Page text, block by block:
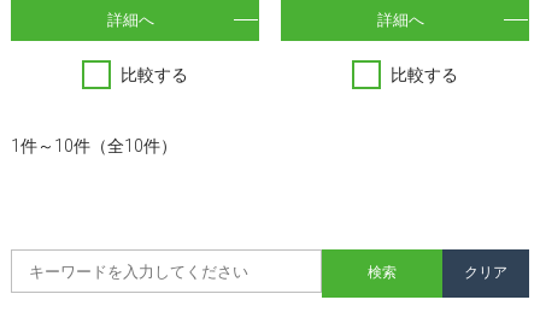
詳細へ
比較する
詳細へ
比較する
1件～10件（全10件）